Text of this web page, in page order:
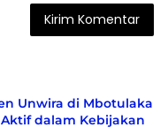
Unwira di Mbotulaka
dalam Kebijakan